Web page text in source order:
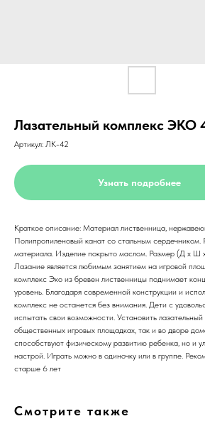
Лазательный комплекс ЭКО
Артикул: ЛК-42
Узнать подробнее
Краткое описание: Материал лиственница,
Полипропиленовый канат со стальным сердечником.
материала. Изделие покрыто маслом. Размер (Д x
Лазание является любимым занятием на игровой
комплекс Эко из бревен лиственницы поднимает
уровень. Благодаря современной конструкции и
комплекс не останется без внимания. Дети с
испытать свои возможности. Установить
общественных игровых площадках, так и во дворе
способствуют физическому развитию ребенка, но и
настрой. Играть можно в одиночку или в группе.
старше 6 лет
Смотрите также